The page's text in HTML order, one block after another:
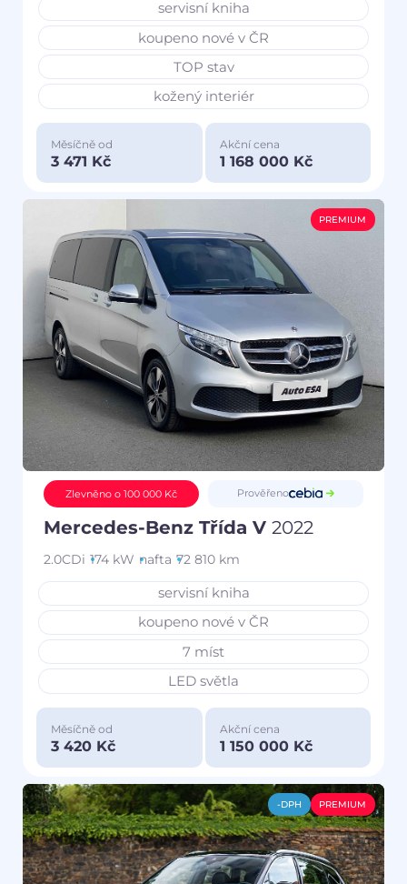
servisní kniha
koupeno nové v ČR
TOP stav
kožený interiér
Měsíčně od
3 471 Kč
Akční cena
1 168 000 Kč
PREMIUM
Zlevněno o 100 000 Kč Prověřeno
Mercedes-Benz Třída V 2022
2.0CDi 174 kW nafta 72 810 km
servisní kniha
koupeno nové v ČR
7 míst
LED světla
Měsíčně od
3 420 Kč
Akční cena
1 150 000 Kč
-DPH PREMIUM